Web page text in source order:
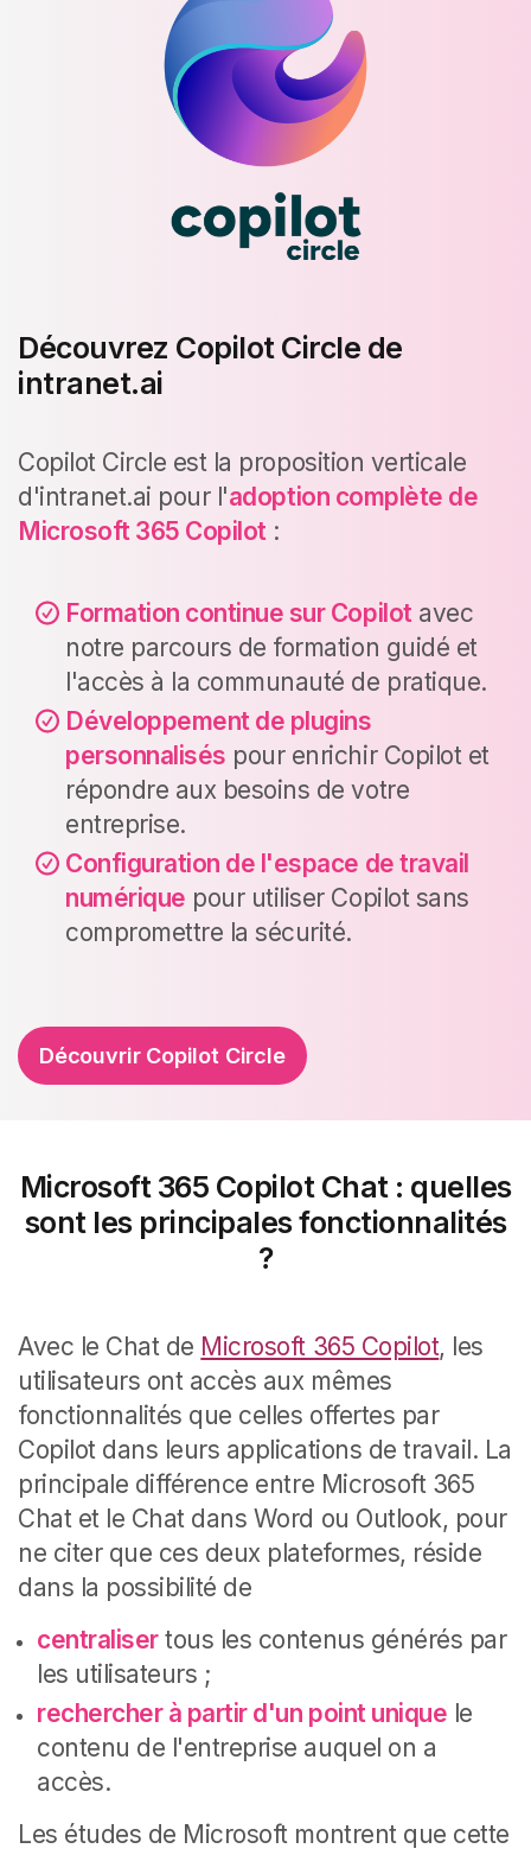
Découvrez Copilot Circle de
intranet.ai
Copilot Circle est la proposition verticale
d'intranet.ai pour l'adoption complète de
Microsoft 365 Copilot :
Formation continue sur Copilot avec
notre parcours de formation guidé et
l'accès à la communauté de pratique.
Développement de plugins
personnalisés pour enrichir Copilot et
répondre aux besoins de votre
entreprise.
Configuration de l'espace de travail
numérique pour utiliser Copilot sans
compromettre la sécurité.
Découvrir Copilot Circle
Microsoft 365 Copilot Chat : quelles
sont les principales fonctionnalités
?
Avec le Chat de Microsoft 365 Copilot, les
utilisateurs ont accès aux mêmes
fonctionnalités que celles offertes par
Copilot dans leurs applications de travail. La
principale différence entre Microsoft 365
Chat et le Chat dans Word ou Outlook, pour
ne citer que ces deux plateformes, réside
dans la possibilité de
centralisertous les contenus générés par
les utilisateurs ;
rechercher à partir d'un point unique le
contenu de l'entreprise auquel on a
accès.
Les études de Microsoft montrent que cette